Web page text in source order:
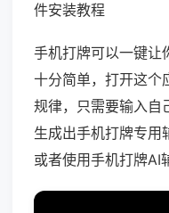
件安装教程
手机打牌可以一键让
十分简单，打开这个
规律，只需要输入自
生成出手机打牌专用
或者使用手机打牌AI